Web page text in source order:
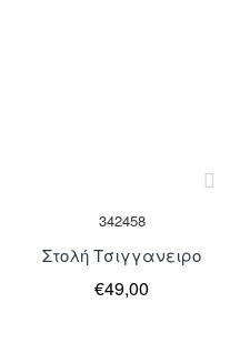
Μη Διαθέσιμο
342458
Στολή Τσιγγανειρο
€49,00